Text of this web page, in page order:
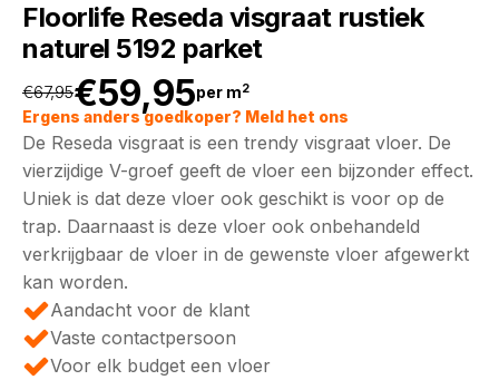
Floorlife Reseda visgraat rustiek
naturel 5192 parket
€67,95
Oorspronkelijke
prijs
was:
€67,95.
€59,95
Huidige
prijs
is:
€59,95.
per m2
Ergens anders goedkoper? Meld het ons
De Reseda visgraat is een trendy visgraat vloer. De
vierzijdige V-groef geeft de vloer een bijzonder effect.
Uniek is dat deze vloer ook geschikt is voor op de
trap. Daarnaast is deze vloer ook onbehandeld
verkrijgbaar de vloer in de gewenste vloer afgewerkt
kan worden.
Aandacht voor de klant
Vaste contactpersoon
Voor elk budget een vloer